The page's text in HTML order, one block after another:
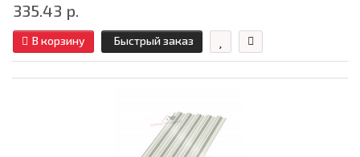
335.43 р.
В корзину Быстрый заказ